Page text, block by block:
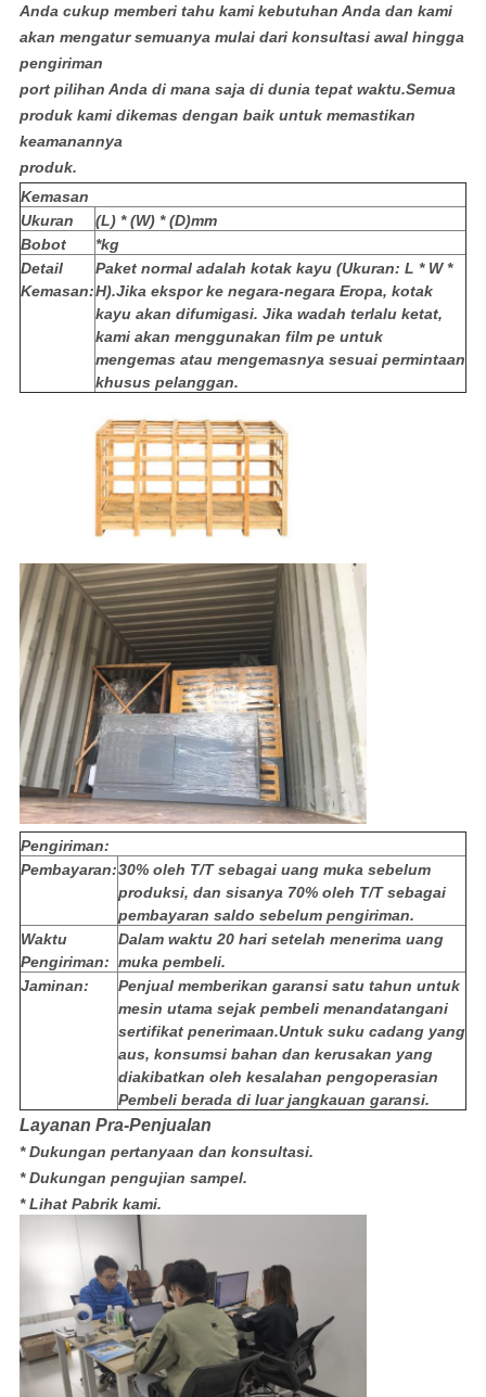
Anda cukup memberi tahu kami kebutuhan Anda dan kami
akan mengatur semuanya mulai dari konsultasi awal hingga
pengiriman
port pilihan Anda di mana saja di dunia tepat waktu.Semua
produk kami dikemas dengan baik untuk memastikan
keamanannya
produk.
Kemasan
Ukuran
(L) * (W) * (D)mm
Bobot
*kg
Detail
Kemasan:
Paket normal adalah kotak kayu (Ukuran: L * W *
H).Jika ekspor ke negara-negara Eropa, kotak
kayu akan difumigasi. Jika wadah terlalu ketat,
kami akan menggunakan film pe untuk
mengemas atau mengemasnya sesuai permintaan
khusus pelanggan.
Pengiriman:
Pembayaran:30% oleh T/T sebagai uang muka sebelum
produksi, dan sisanya 70% oleh T/T sebagai
pembayaran saldo sebelum pengiriman.
Waktu
Pengiriman:
Dalam waktu 20 hari setelah menerima uang
muka pembeli.
Jaminan:
Penjual memberikan garansi satu tahun untuk
mesin utama sejak pembeli menandatangani
sertifikat penerimaan.Untuk suku cadang yang
aus, konsumsi bahan dan kerusakan yang
diakibatkan oleh kesalahan pengoperasian
Pembeli berada di luar jangkauan garansi.
Layanan Pra-Penjualan
* Dukungan pertanyaan dan konsultasi.
* Dukungan pengujian sampel.
* Lihat Pabrik kami.